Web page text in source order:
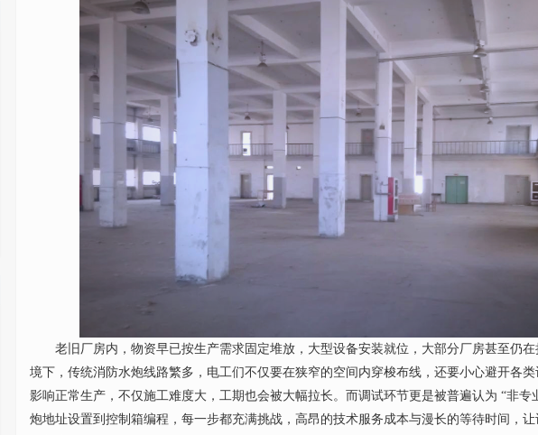
老旧厂房内，物资早已按生产需求固定堆放，大型设备安装就位，大部分厂房甚至仍在
境下，传统消防水炮线路繁多，电工们不仅要在狭窄的空间内穿梭布线，还要小心避开各
影响正常生产，不仅施工难度大，工期也会被大幅拉长。而调试环节更是被普遍认为 “非专
炮地址设置到控制箱编程，每一步都充满挑战，高昂的技术服务成本与漫长的等待时间，